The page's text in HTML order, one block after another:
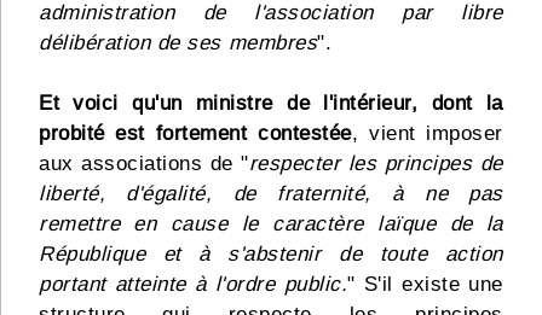
administration de l'association par libre
délibération de ses membres".
Et voici qu'un ministre de l'intérieur, dont la
probité est fortement contestée, vient imposer
aux associations de "respecter les principes de
liberté, d'égalité, de fraternité, à ne pas
remettre en cause le caractère laïque de la
République et à s'abstenir de toute action
portant atteinte à l'ordre public." S'il existe une